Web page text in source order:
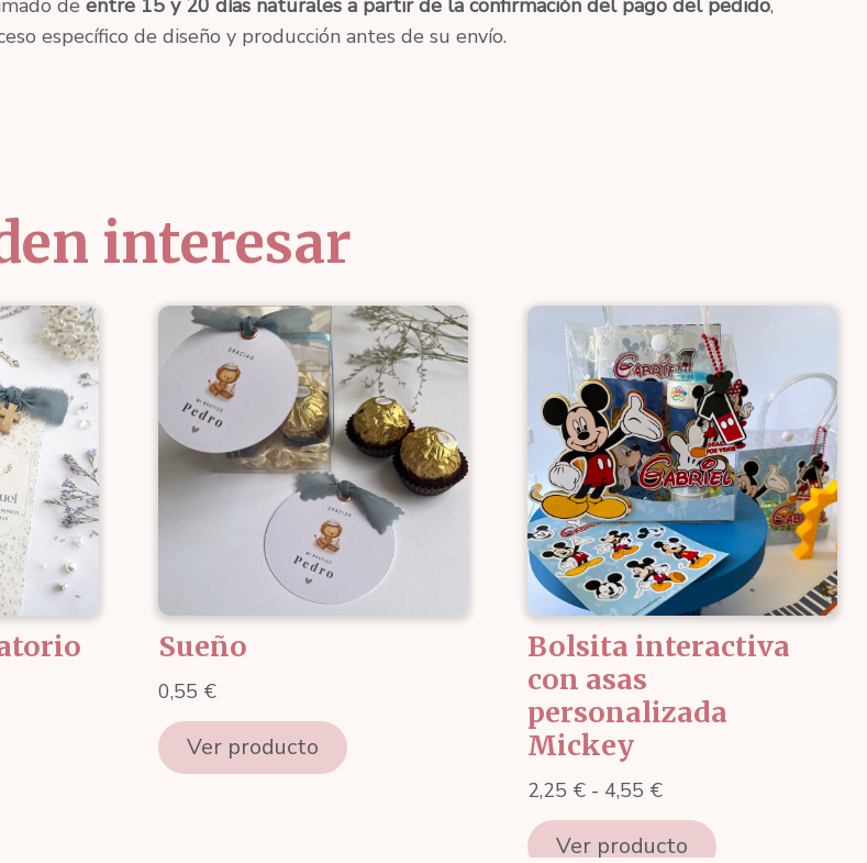
de entre 15 y 20 días naturales a partir de la confirmación del pago del pedido,
específico de diseño y producción antes de su envío.
interesar
Sueño
0,55 €
Ver producto
Bolsita interactiva
con asas
personalizada
Mickey
2,25 € - 4,55 €Rango
de
precios:
Ver producto